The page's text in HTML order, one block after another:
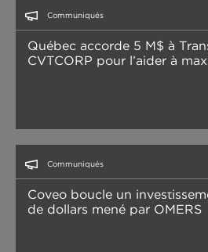
Communiqués
Québec accorde 5 M$ à
CVTCORP pour l’aider à
Communiqués
Coveo boucle un
de dollars mené par OMERS